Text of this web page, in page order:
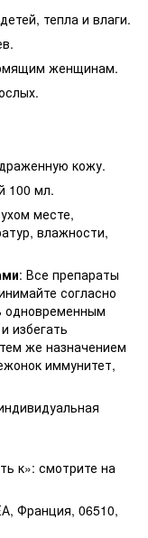
тепла и влаги.
женщинам.
кожу.
100 мл.
месте,
влажности,
: Все препараты
согласно
одновременным
избегать
же назначением
иммунитет,
к»: смотрите на
Франция, 06510,